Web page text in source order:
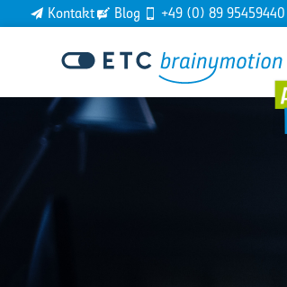
Kontakt Blog +49 (0) 89